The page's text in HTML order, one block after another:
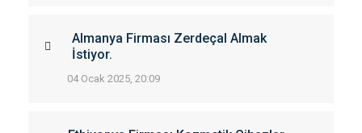
Almanya Firması Zerdeçal Almak
İstiyor.
04 Ocak 2025, 20:09